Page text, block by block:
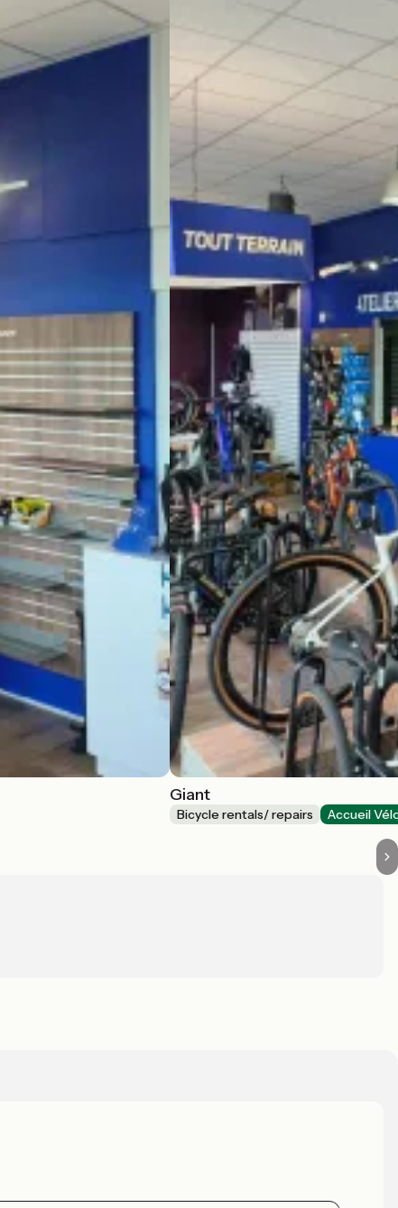
Giant
Bicycle rentals/ repairs Accueil